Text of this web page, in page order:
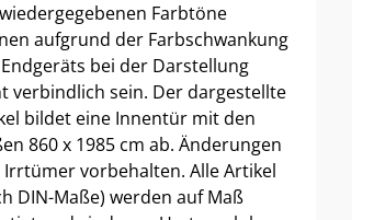
Farbtöne
aufgrund der Farbschwankung
bei der Darstellung
verbindlich sein. Der dargestellte
bildet eine Innentür mit den
860 x 1985 cm ab. Änderungen
Irrtümer vorbehalten. Alle Artikel
DIN-Maße) werden auf Maß